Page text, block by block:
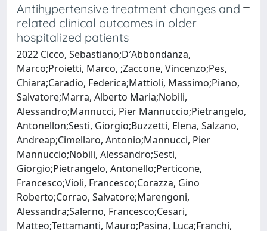
Antihypertensive treatment changes and
related clinical outcomes in older
hospitalized patients
2022 Cicco, Sebastiano;D′Abbondanza,
Marco;Proietti, Marco, ;Zaccone, Vincenzo;Pes,
Chiara;Caradio, Federica;Mattioli, Massimo;Piano,
Salvatore;Marra, Alberto Maria;Nobili,
Alessandro;Mannucci, Pier Mannuccio;Pietrangelo,
Antonellon;Sesti, Giorgio;Buzzetti, Elena, Salzano,
Andreap;Cimellaro, Antonio;Mannucci, Pier
Mannuccio;Nobili, Alessandro;Sesti,
Giorgio;Pietrangelo, Antonello;Perticone,
Francesco;Violi, Francesco;Corazza, Gino
Roberto;Corrao, Salvatore;Marengoni,
Alessandra;Salerno, Francesco;Cesari,
Matteo;Tettamanti, Mauro;Pasina, Luca;Franchi,